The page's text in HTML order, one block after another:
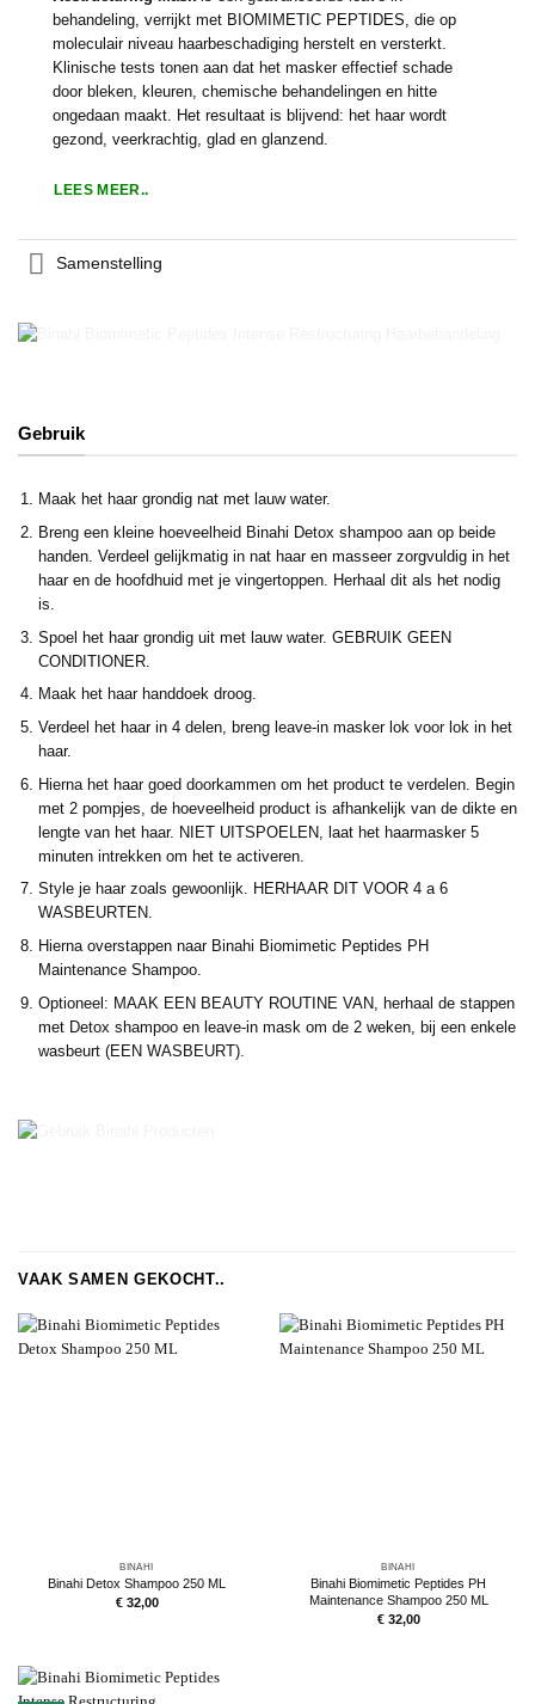
behandeling, verrijkt met BIOMIMETIC PEPTIDES, die op
moleculair niveau haarbeschadiging herstelt en versterkt.
Klinische tests tonen aan dat het masker effectief schade
door bleken, kleuren, chemische behandelingen en hitte
ongedaan maakt. Het resultaat is blijvend: het haar wordt
gezond, veerkrachtig, glad en glanzend.
LEES MEER..
Samenstelling
Gebruik
Maak het haar grondig nat met lauw water.
Breng een kleine hoeveelheid Binahi Detox shampoo aan op beide
handen. Verdeel gelijkmatig in nat haar en masseer zorgvuldig in het
haar en de hoofdhuid met je vingertoppen. Herhaal dit als het nodig
is.
Spoel het haar grondig uit met lauw water. GEBRUIK GEEN
CONDITIONER.
Maak het haar handdoek droog.
Verdeel het haar in 4 delen, breng leave-in masker lok voor lok in het
haar.
Hierna het haar goed doorkammen om het product te verdelen. Begin
met 2 pompjes, de hoeveelheid product is afhankelijk van de dikte en
lengte van het haar. NIET UITSPOELEN, laat het haarmasker 5
minuten intrekken om het te activeren.
Style je haar zoals gewoonlijk. HERHAAR DIT VOOR 4 a 6
WASBEURTEN.
Hierna overstappen naar Binahi Biomimetic Peptides PH
Maintenance Shampoo.
Optioneel: MAAK EEN BEAUTY ROUTINE VAN,
herhaal de stappen
met Detox shampoo en leave-in mask om de 2 weken, bij een enkele
wasbeurt (EEN WASBEURT).
VAAK SAMEN GEKOCHT..
BINAHI
Binahi Detox Shampoo 250 ML
€32,00
BINAHI
Binahi Biomimetic Peptides PH
Maintenance Shampoo 250 ML
€32,00